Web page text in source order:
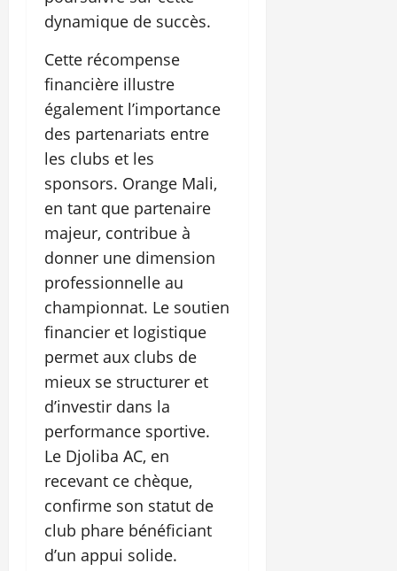
dynamique de succès.
Cette récompense
financière illustre
également l’importance
des partenariats entre
les clubs et les
sponsors. Orange Mali,
en tant que partenaire
majeur, contribue à
donner une dimension
professionnelle au
championnat. Le soutien
financier et logistique
permet aux clubs de
mieux se structurer et
d’investir dans la
performance sportive.
Le Djoliba AC, en
recevant ce chèque,
confirme son statut de
club phare bénéficiant
d’un appui solide.